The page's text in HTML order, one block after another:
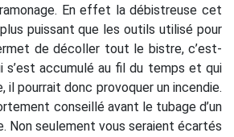
En effet la débistreuse cet
puissant que les outils utilisé pour
de décoller tout le bistre, c’est-
s’est accumulé au fil du temps et qui
il pourrait donc provoquer un incendie.
conseillé avant le tubage d’un
Non seulement vous seraient écartés